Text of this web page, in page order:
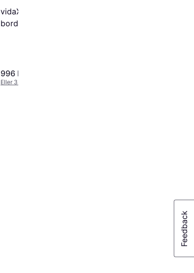
vidaXL Shabby Chic TV-
bord 35x40cm
996 kr.
Eller 3 betalinger af 332 kr.